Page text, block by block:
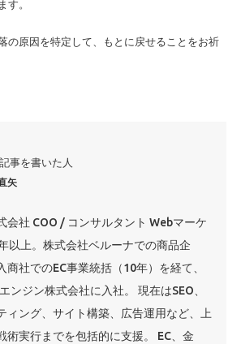
す。
の原因を特定して、もとに戻せることをお祈
事を書いた人
矢
会社 COO / コンサルタント Webマーケ
以上。株式会社ベルーナでの商品企
商社でのEC事業統括（10年）を経て、
ンジン株式会社に入社。 現在はSEO、
ィング、サイト構築、広告運用など、上
術実行までを包括的に支援。 EC、金